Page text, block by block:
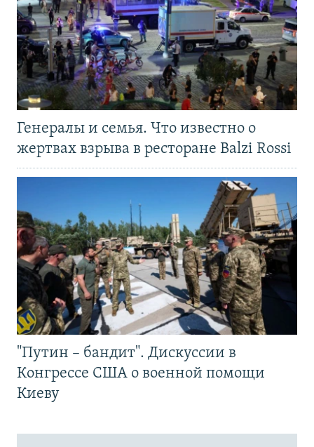
Генералы и семья. Что известно о
жертвах взрыва в ресторане Balzi Rossi
"Путин – бандит". Дискуссии в
Конгрессе США о военной помощи
Киеву